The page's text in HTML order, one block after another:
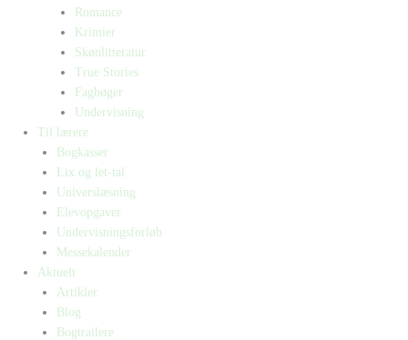
Romance
Krimier
Skønlitteratur
True Stories
Fagbøger
Undervisning
Til lærere
Bogkasser
Lix og let-tal
Universlæsning
Elevopgaver
Undervisningsforløb
Messekalender
Aktuelt
Artikler
Blog
Bogtrailere